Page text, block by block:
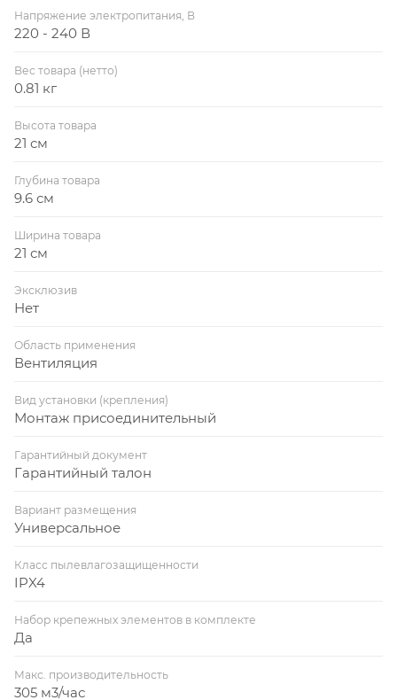
Напряжение электропитания, В
220 - 240 В
Вес товара (нетто)
0.81 кг
Высота товара
21 см
Глубина товара
9.6 см
Ширина товара
21 см
Эксклюзив
Нет
Область применения
Вентиляция
Вид установки (крепления)
Монтаж присоединительный
Гарантийный документ
Гарантийный талон
Вариант размещения
Универсальное
Класс пылевлагозащищенности
IPX4
Набор крепежных элементов в комплекте
Да
Макс. производительность
305 м3/час